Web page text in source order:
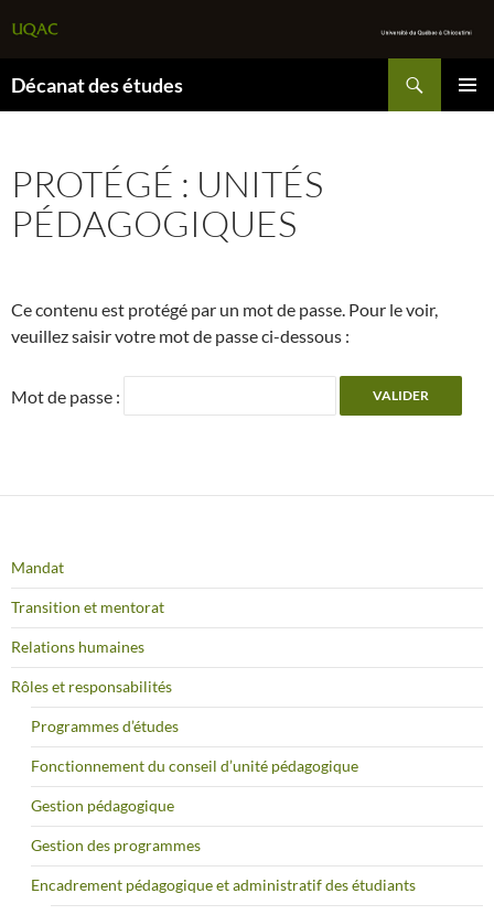
Décanat des études
PROTÉGÉ : UNITÉS
PÉDAGOGIQUES
Ce contenu est protégé par un mot de passe. Pour le voir,
veuillez saisir votre mot de passe ci-dessous :
Mot de passe :
Mandat
Transition et mentorat
Relations humaines
Rôles et responsabilités
Programmes d’études
Fonctionnement du conseil d’unité pédagogique
Gestion pédagogique
Gestion des programmes
Encadrement pédagogique et administratif des étudiants